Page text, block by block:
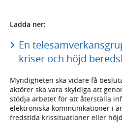
Ladda ner:
En
kriser och höjd
Myndigheten ska vidare få
aktörer ska vara skyldiga att
stödja arbetet för att återställa
elektroniska kommunikationer i
fredstida krissituationer eller